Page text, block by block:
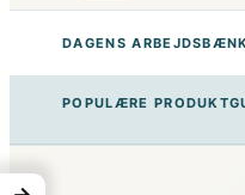
DAGENS ARBEJDSBÆNK
POPULÆRE